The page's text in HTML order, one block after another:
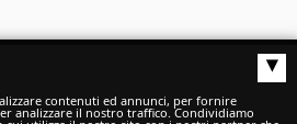
S.a.s.di Buono Claudio e C. -
▴
contenuti ed annunci, per fornire
analizzare il nostro traffico. Condividiamo